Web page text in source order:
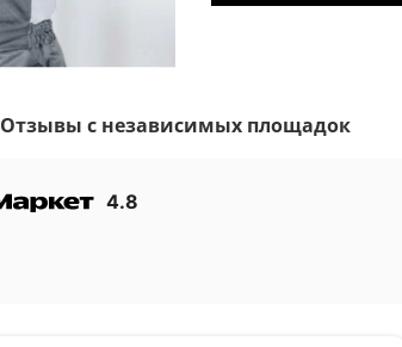
Отзывы с независимых площадок
4.8